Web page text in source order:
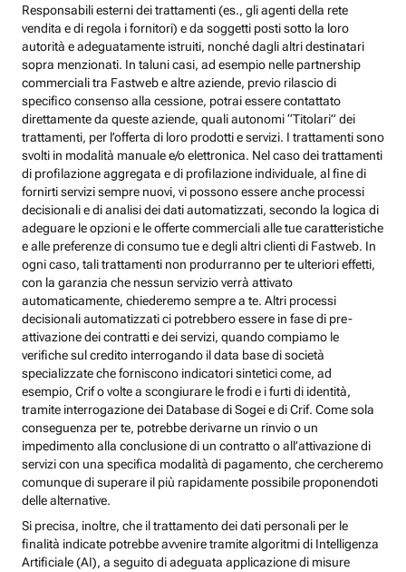
Responsabili esterni dei trattamenti (es., gli agenti della rete
vendita e di regola i fornitori) e da soggetti posti sotto la loro
autorità e adeguatamente istruiti, nonché dagli altri destinatari
sopra menzionati. In taluni casi, ad esempio nelle partnership
commerciali tra Fastweb e altre aziende, previo rilascio di
specifico consenso alla cessione, potrai essere contattato
direttamente da queste aziende, quali autonomi “Titolari” dei
trattamenti, per l’offerta di loro prodotti e servizi. I trattamenti sono
svolti in modalità manuale e/o elettronica. Nel caso dei trattamenti
di profilazione aggregata e di profilazione individuale, al fine di
fornirti servizi sempre nuovi, vi possono essere anche processi
decisionali e di analisi dei dati automatizzati, secondo la logica di
adeguare le opzioni e le offerte commerciali alle tue caratteristiche
e alle preferenze di consumo tue e degli altri clienti di Fastweb. In
ogni caso, tali trattamenti non produrranno per te ulteriori effetti,
con la garanzia che nessun servizio verrà attivato
automaticamente, chiederemo sempre a te. Altri processi
decisionali automatizzati ci potrebbero essere in fase di pre-
attivazione dei contratti e dei servizi, quando compiamo le
verifiche sul credito interrogando il data base di società
specializzate che forniscono indicatori sintetici come, ad
esempio, Crif o volte a scongiurare le frodi e i furti di identità,
tramite interrogazione dei Database di Sogei e di Crif. Come sola
conseguenza per te, potrebbe derivarne un rinvio o un
impedimento alla conclusione di un contratto o all’attivazione di
servizi con una specifica modalità di pagamento, che cercheremo
comunque di superare il più rapidamente possibile proponendoti
delle alternative.
Si precisa, inoltre, che il trattamento dei dati personali per le
finalità indicate potrebbe avvenire tramite algoritmi di Intelligenza
Artificiale (AI), a seguito di adeguata applicazione di misure